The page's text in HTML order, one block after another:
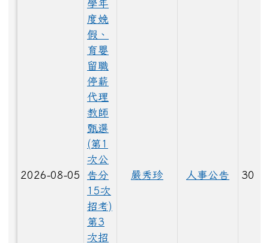
LINE_ALBUM_1150528大頭照_260529_22.jpg
LINE_ALBUM_1150528大頭照_260529_87.jpg
LINE_ALBUM_1150528大頭照_260529_60.jpg
LINE_ALBUM_1150529_260603_12.jpg
2026-08-05
學年
度娩
假、
育嬰
留職
停薪
代理
教師
甄選
(第1
次公
告分
15次
招考)
第3
次招
嚴秀珍 人事公告 30